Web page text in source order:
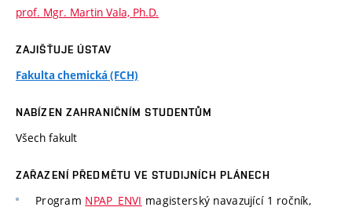
prof. Mgr. Martin Vala, Ph.D.
ZAJIŠŤUJE ÚSTAV
Fakulta chemická (FCH)
NABÍZEN ZAHRANIČNÍM STUDENTŮM
Všech fakult
ZAŘAZENÍ PŘEDMĚTU VE STUDIJNÍCH PLÁNECH
Program NPAP_ENVI magisterský navazující 1 ročník,